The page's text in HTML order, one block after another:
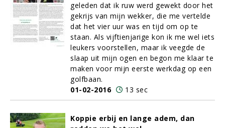
geleden dat ik ruw werd gewekt door het
gekrijs van mijn wekker, die me vertelde
dat het vier uur was en tijd om op te
staan. Als vijftienjarige kon ik me wel iets
leukers voorstellen, maar ik veegde de
slaap uit mijn ogen en begon me klaar te
maken voor mijn eerste werkdag op een
golfbaan.
01-02-2016
13 sec
Koppie erbij en lange adem, dan